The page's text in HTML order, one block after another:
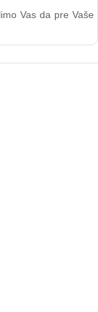
Vas da pre Vaše